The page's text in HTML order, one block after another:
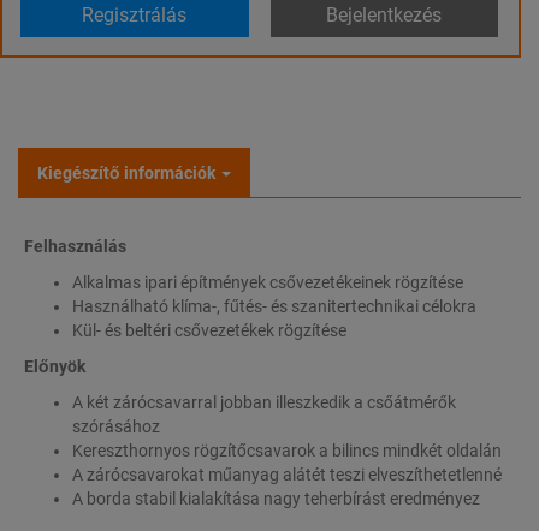
Regisztrálás Bejelentkezés
Kiegészítő információk
Felhasználás
Alkalmas ipari építmények csővezetékeinek rögzítése
Használható klíma-, fűtés- és szanitertechnikai célokra
Kül- és beltéri csővezetékek rögzítése
Előnyök
A két zárócsavarral jobban illeszkedik a csőátmérők
szórásához
Kereszthornyos rögzítőcsavarok a bilincs mindkét oldalán
A zárócsavarokat műanyag alátét teszi elveszíthetetlenné
A borda stabil kialakítása nagy teherbírást eredményez